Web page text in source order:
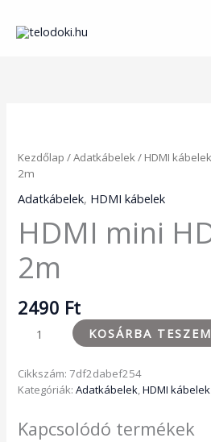
content
Kezdőlap /Adatkábelek/ HDMI kábelek
2m
Adatkábelek, HDMI kábelek
HDMI mini
2m
2490 Ft
HDMI
kábel
2m
mennyiség
KOSÁRBA TESZEM
Cikkszám:7df2dabef254
Kategóriák:Adatkábelek,HDMI kábelek
Kapcsolódó termékek